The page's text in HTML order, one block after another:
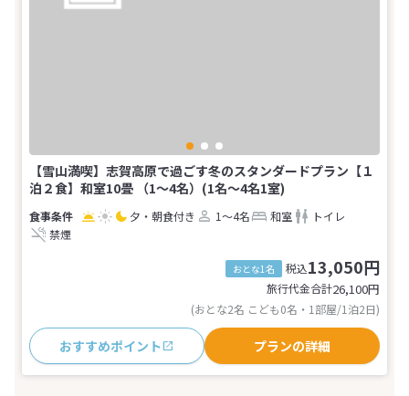
【雪山満喫】志賀高原で過ごす冬のスタンダードプラン【１
泊２食】和室10畳 （1～4名）(1名～4名1室)
夕・朝食付き 1～4名 和室
トイレ
禁煙
おとな1名 税込13,050円
旅行代金合計26,100円
(おとな2名 こども0名・1部屋/1泊2日)
おすすめポイント プランの詳細